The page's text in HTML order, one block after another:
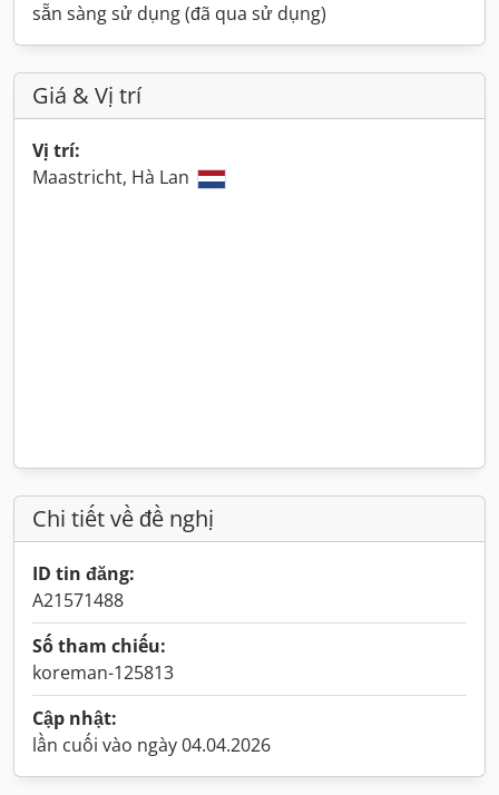
sẵn sàng sử dụng (đã qua sử dụng)
Giá & Vị trí
Vị trí:
Maastricht, Hà Lan
Chi tiết về đề nghị
ID tin đăng:
A21571488
Số tham chiếu:
koreman-125813
Cập nhật:
lần cuối vào ngày 04.04.2026